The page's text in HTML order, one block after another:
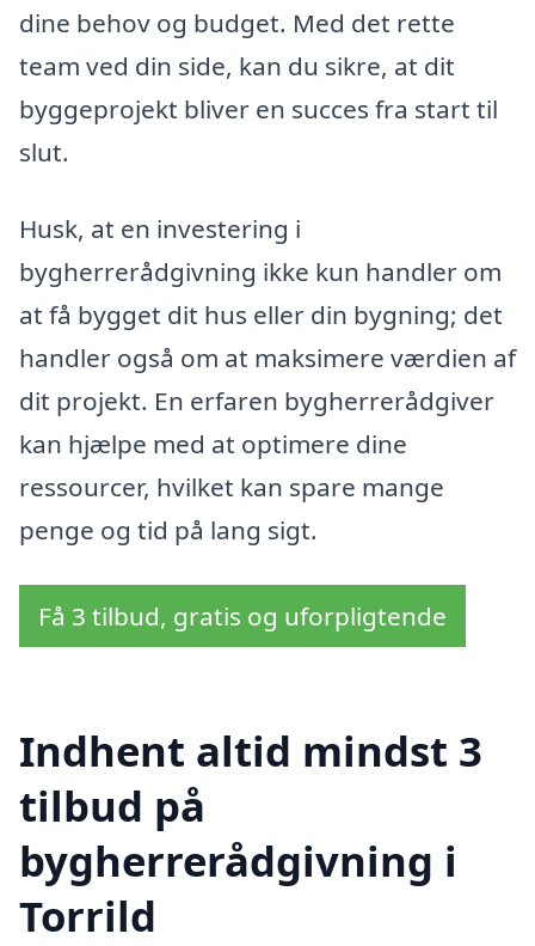
dine behov og budget. Med det rette
team ved din side, kan du sikre, at dit
byggeprojekt bliver en succes fra start til
slut.
Husk, at en investering i
bygherrerådgivning ikke kun handler om
at få bygget dit hus eller din bygning; det
handler også om at maksimere værdien af
dit projekt. En erfaren bygherrerådgiver
kan hjælpe med at optimere dine
ressourcer, hvilket kan spare mange
penge og tid på lang sigt.
Få 3 tilbud, gratis og uforpligtende
Indhent altid mindst 3
tilbud på
bygherrerådgivning i
Torrild